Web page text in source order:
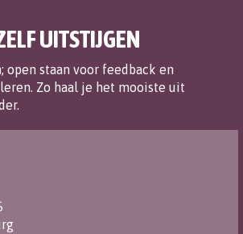
UITSTIJGEN
open staan voor feedback en
Zo haal je het mooiste uit